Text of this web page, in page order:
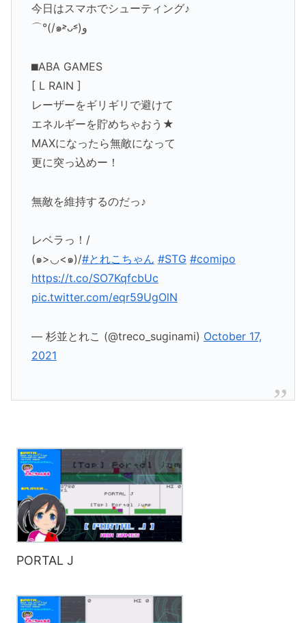
今日はスマホでシューティング♪
⌒°(/๑˃̵ᴗ˂̵)و
⬛︎ABA GAMES
[ L RAIN ]
レーザーをギリギリで避けて
エネルギーを貯めちゃおう★
MAXになったら無敵になって
更に突っ込めー！
無敵を維持するのだっ♪
レベラっ！/
(๑>◡<๑)/#とれこちゃん #STG #comipo
https://t.co/SO7KqfcbUc
pic.twitter.com/eqr59UgOlN
— 杉並とれこ (@treco_suginami) October 17,
2021
PORTAL J